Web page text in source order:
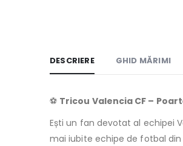
DESCRIERE GHID MĂRIMI
⚽ Tricou Valencia CF –
Ești un fan devotat al echipei
mai iubite echipe de fotbal din